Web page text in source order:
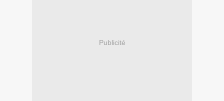
Publicité